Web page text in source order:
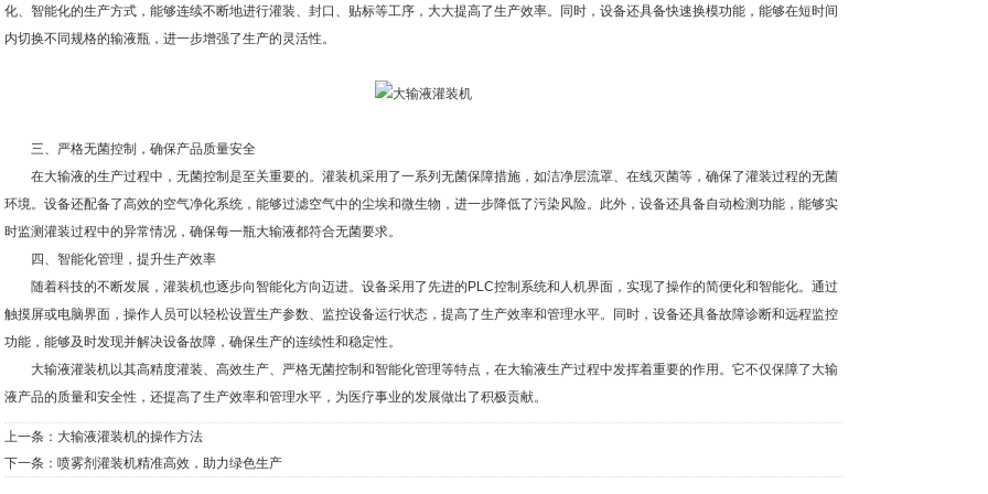
化、智能化的生产方式，能够连续不断地进行灌装、封口、贴标等工序，大大提高了生产效率。同时，设备还具备快速换模功能，能够在短时间
内切换不同规格的输液瓶，进一步增强了生产的灵活性。
三、严格无菌控制，确保产品质量安全
在大输液的生产过程中，无菌控制是至关重要的。灌装机采用了一系列无菌保障措施，如洁净层流罩、在线灭菌等，确保了灌装过程的无菌
环境。设备还配备了高效的空气净化系统，能够过滤空气中的尘埃和微生物，进一步降低了污染风险。此外，设备还具备自动检测功能，能够实
时监测灌装过程中的异常情况，确保每一瓶大输液都符合无菌要求。
四、智能化管理，提升生产效率
随着科技的不断发展，灌装机也逐步向智能化方向迈进。设备采用了先进的PLC控制系统和人机界面，实现了操作的简便化和智能化。通过
触摸屏或电脑界面，操作人员可以轻松设置生产参数、监控设备运行状态，提高了生产效率和管理水平。同时，设备还具备故障诊断和远程监控
功能，能够及时发现并解决设备故障，确保生产的连续性和稳定性。
大输液灌装机以其高精度灌装、高效生产、严格无菌控制和智能化管理等特点，在大输液生产过程中发挥着重要的作用。它不仅保障了大输
液产品的质量和安全性，还提高了生产效率和管理水平，为医疗事业的发展做出了积极贡献。
上一条： 大输液灌装机的操作方法
下一条： 喷雾剂灌装机精准高效，助力绿色生产